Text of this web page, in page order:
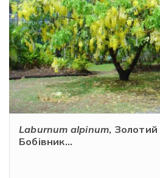
Laburnum alpinum, Золотий
Бобівник...